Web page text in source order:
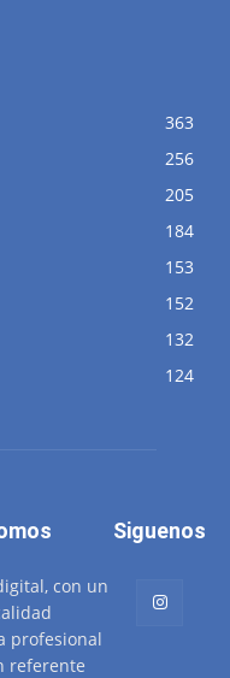
363
256
205
184
153
152
132
124
con un
profesional
referente
Siguenos